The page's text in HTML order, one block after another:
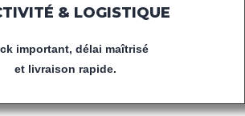
& LOGISTIQUE
important, délai maîtrisé
et livraison rapide.